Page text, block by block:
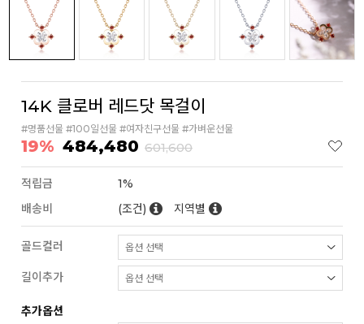
14K 클로버 레드닷 목걸이
#명품선물 #100일선물 #여자친구선물 #가벼운선물
19% 484,480 601,600
적립금
1%
배송비
(조건) 지역별
골드컬러
길이추가
추가옵션